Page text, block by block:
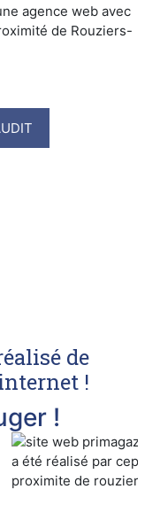
agence web avec
de Rouziers-
de
!
!